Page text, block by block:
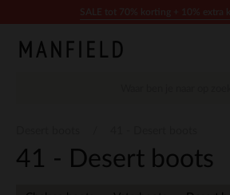
41 - Desert boots